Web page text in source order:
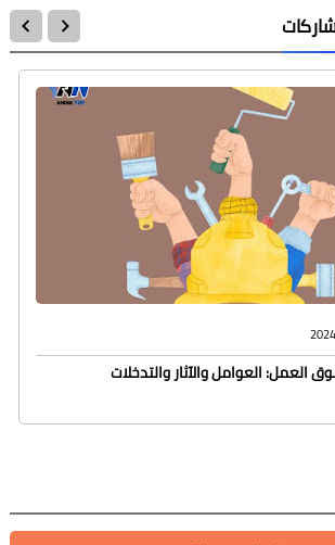
العوامل والآثار والتدخلات